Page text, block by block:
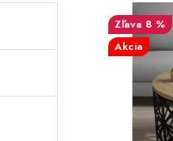
8 %
Akcia